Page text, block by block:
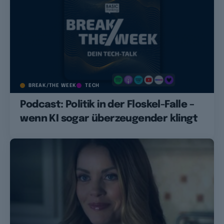
BREAK/THE WEEK TECH
Podcast: Politik in der Floskel-Falle –
wenn KI sogar überzeugender klingt